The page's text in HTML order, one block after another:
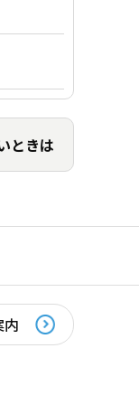
ときは
内